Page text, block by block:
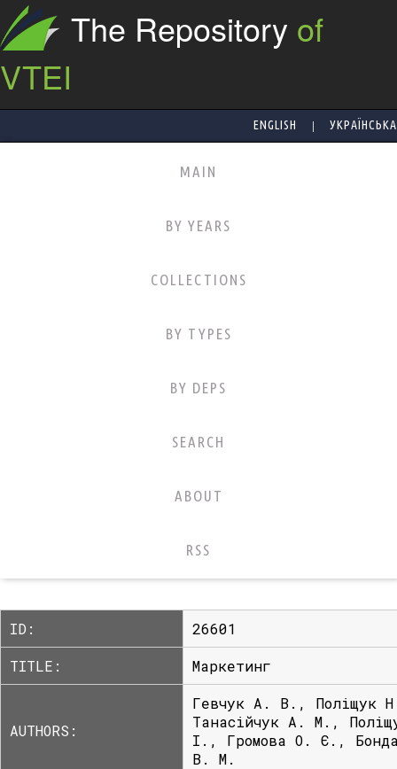
The Repository of
VTEI
ENGLISH | УКРАЇНСЬКА
MAIN
BY YEARS
COLLECTIONS
BY TYPES
BY DEPS
SEARCH
ABOUT
RSS
ID:
26601
TITLE:
Маркетинг
AUTHORS:
Гевчук А. В., Поліщук
Танасійчук А. М.,
І., Громова О. Є.,
В. М.